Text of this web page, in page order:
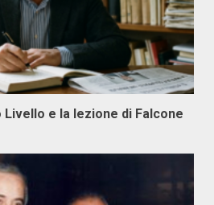
Livello e la lezione di Falcone